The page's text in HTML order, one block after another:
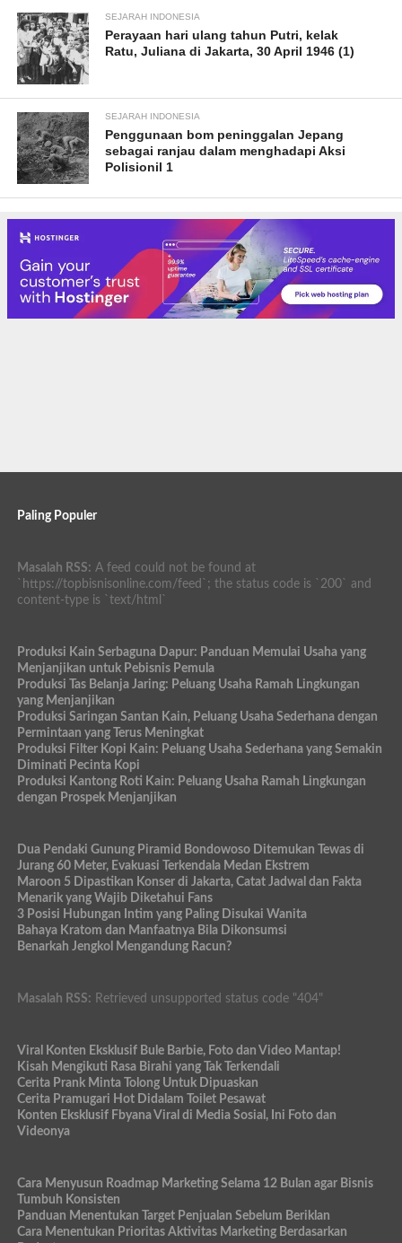
SEJARAH INDONESIA
Perayaan hari ulang tahun Putri, kelak
Ratu, Juliana di Jakarta, 30 April 1946 (1)
SEJARAH INDONESIA
Penggunaan bom peninggalan Jepang
sebagai ranjau dalam menghadapi Aksi
Polisionil 1
Paling Populer
Masalah RSS: A feed could not be found at
`https://topbisnisonline.com/feed`; the status code is `200` and
content-type is `text/html`
Produksi Kain Serbaguna Dapur: Panduan Memulai Usaha yang
Menjanjikan untuk Pebisnis Pemula
Produksi Tas Belanja Jaring: Peluang Usaha Ramah Lingkungan
yang Menjanjikan
Produksi Saringan Santan Kain, Peluang Usaha Sederhana dengan
Permintaan yang Terus Meningkat
Produksi Filter Kopi Kain: Peluang Usaha Sederhana yang Semakin
Diminati Pecinta Kopi
Produksi Kantong Roti Kain: Peluang Usaha Ramah Lingkungan
dengan Prospek Menjanjikan
Dua Pendaki Gunung Piramid Bondowoso Ditemukan Tewas di
Jurang 60 Meter, Evakuasi Terkendala Medan Ekstrem
Maroon 5 Dipastikan Konser di Jakarta, Catat Jadwal dan Fakta
Menarik yang Wajib Diketahui Fans
3 Posisi Hubungan Intim yang Paling Disukai Wanita
Bahaya Kratom dan Manfaatnya Bila Dikonsumsi
Benarkah Jengkol Mengandung Racun?
Masalah RSS: Retrieved unsupported status code "404"
Viral Konten Eksklusif Bule Barbie, Foto dan Video Mantap!
Kisah Mengikuti Rasa Birahi yang Tak Terkendali
Cerita Prank Minta Tolong Untuk Dipuaskan
Cerita Pramugari Hot Didalam Toilet Pesawat
Konten Eksklusif Fbyana Viral di Media Sosial, Ini Foto dan
Videonya
Cara Menyusun Roadmap Marketing Selama 12 Bulan agar Bisnis
Tumbuh Konsisten
Panduan Menentukan Target Penjualan Sebelum Beriklan
Cara Menentukan Prioritas Aktivitas Marketing Berdasarkan